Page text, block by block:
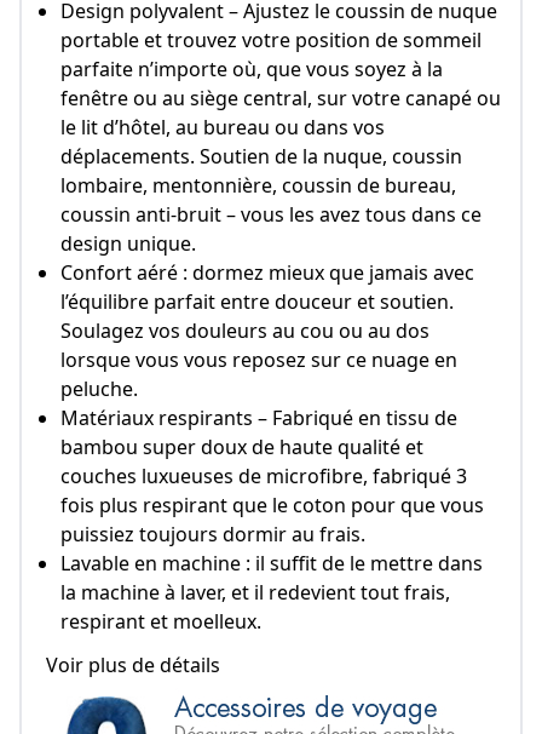
Design polyvalent – Ajustez le coussin de nuque
portable et trouvez votre position de sommeil
parfaite n’importe où, que vous soyez à la
fenêtre ou au siège central, sur votre canapé ou
le lit d’hôtel, au bureau ou dans vos
déplacements. Soutien de la nuque, coussin
lombaire, mentonnière, coussin de bureau,
coussin anti-bruit – vous les avez tous dans ce
design unique.
Confort aéré : dormez mieux que jamais avec
l’équilibre parfait entre douceur et soutien.
Soulagez vos douleurs au cou ou au dos
lorsque vous vous reposez sur ce nuage en
peluche.
Matériaux respirants – Fabriqué en tissu de
bambou super doux de haute qualité et
couches luxueuses de microfibre, fabriqué 3
fois plus respirant que le coton pour que vous
puissiez toujours dormir au frais.
Lavable en machine : il suffit de le mettre dans
la machine à laver, et il redevient tout frais,
respirant et moelleux.
 Voir plus de détails